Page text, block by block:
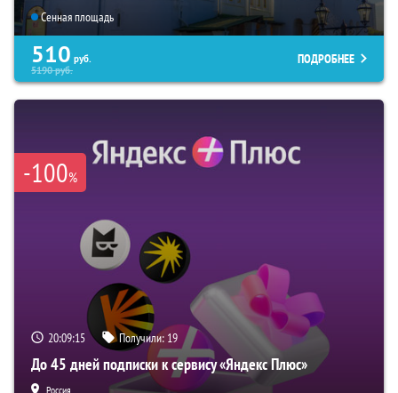
Сенная площадь
510 руб.
5190руб.
ПОДРОБНЕЕ
-100%
20:09:14 Получили: 19
До 45 дней подписки к сервису «Яндекс Плюс»
Россия